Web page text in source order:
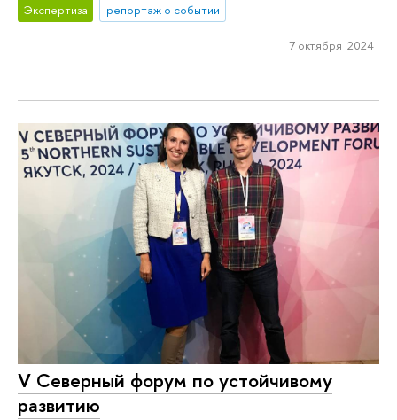
Экспертиза репортаж о событии
7 октября 2024
V Северный форум по устойчивому
развитию